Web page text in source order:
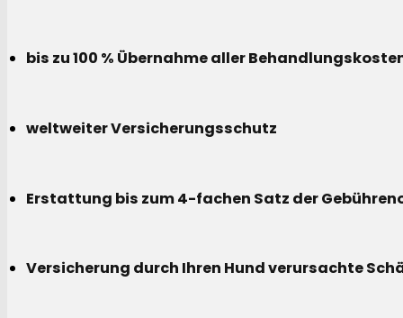
bis zu 100 % Übernahme aller
weltweiter Versicherungsschutz
Erstattung bis zum 4-fachen Satz der
Versicherung durch Ihren Hund verursachte